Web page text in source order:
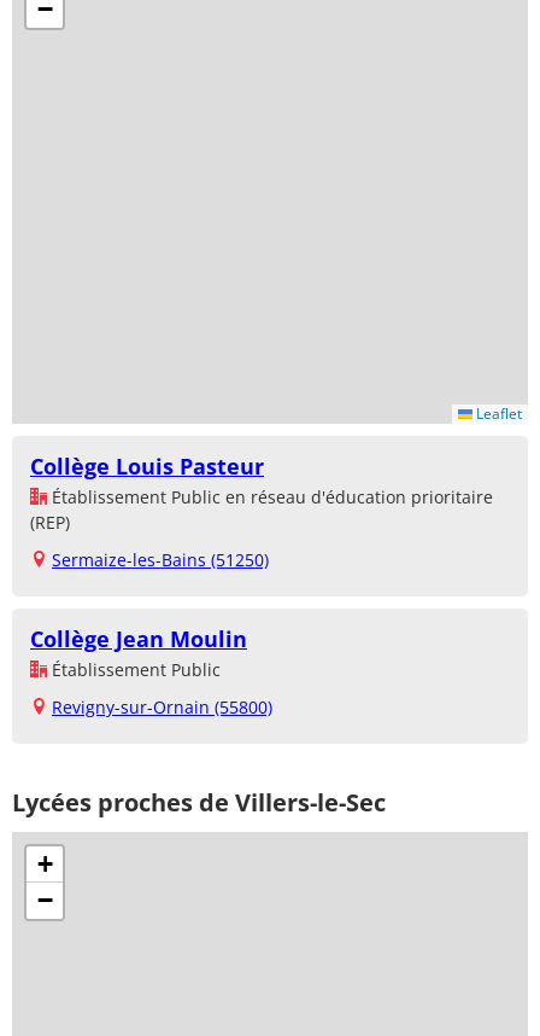
−
Leaflet
Collège Louis Pasteur
Établissement Public en réseau d'éducation prioritaire
(REP)
Sermaize-les-Bains (51250)
Collège Jean Moulin
Établissement Public
Revigny-sur-Ornain (55800)
Lycées proches de Villers-le-Sec
+
−